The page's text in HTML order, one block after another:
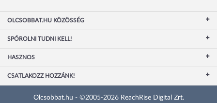
OLCSOBBAT.HU KÖZÖSSÉG
SPÓROLNI TUDNI KELL!
HASZNOS
CSATLAKOZZ HOZZÁNK!
Olcsobbat.hu - ©2005-2026 ReachRise Digital Zrt.